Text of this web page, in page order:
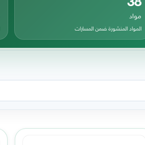
مواد
المواد المنشورة ضمن المسارات